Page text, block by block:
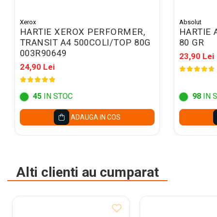
Mape cu multiple
compartimente
Caseta bani
Folii de Ambalare
Pungi cu fermoar
Sfoara si Elastice
Suporturi si mape carti vizita
Suporturi verticale pentru
documente
Xerox
HARTIE XEROX PERFORMER,
TRANSIT A4 500COLI/TOP 80G
003R90649
24,90 Lei
45IN STOC
ADAUGA IN COS
Absolut
HARTIE
80 GR
23,90 Lei
98IN
Alti clienti au cumparat